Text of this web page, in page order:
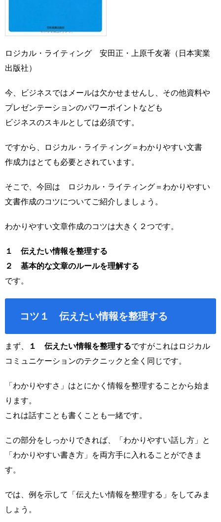
ロジカル・ライティング 安田正・上原千友著（日本実業
出版社）
今、ビジネスではメールは欠かせませんし、その他資料や
プレゼンテーションのパワーポイントなども
ビジネスのスキルとしては必須です。
ですから、ロジカル・ライティング＝わかりやすい文書
作成力はとても必要とされています。
そこで、今回は ロジカル・ライティング＝わかりやすい
文書作成のコツについてご紹介しましょう。
わかりやすい文章作成のコツは大きく２つです。
１ 伝えたい情報を整理する
２ 基本的な文章のルールを理解する
です。
コツ１ 伝えたい情報を整理する
まず、 １ 伝えたい情報を整理するですがこれはロジカル
コミュニケーションのテクニックと全く同じです。
「わかりやすさ」はとにかく情報を整理することから始ま
ります。
これは話すことも書くことも一緒です。
この部分をしっかりできれば、「わかりやすい話し方」と
「わかりやすい書き方」を両方手に入れることができま
す。
では、例を示して「伝えたい情報を整理する」をしてみま
しょう。